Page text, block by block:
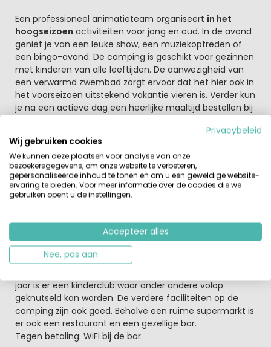
Een professioneel animatieteam organiseert in het
hoogseizoen activiteiten voor jong en oud. In de avond
geniet je van een leuke show, een muziekoptreden of
een bingo-avond. De camping is geschikt voor gezinnen
met kinderen van alle leeftijden. De aanwezigheid van
een verwarmd zwembad zorgt ervoor dat het hier ook in
het voorseizoen uitstekend vakantie vieren is. Verder kun
je na een actieve dag een heerlijke maaltijd bestellen bij
Behalve het zwembad kunnen de zonaanbidders de zee
opzoeken op slechts 800 m. van camping Le Marsouins.
De gasten van deze camping kunnen van half juni tot
half september gebuik maken vankano's, kajakken en
surfplankendie zich bij het strand bevinden.
Lekker actief bezig zijn met vriendjes en vriendinnetjes
Op camping Les Marsouins staat verder van begin juli tot
eind augustus een enthousiast animatieteam klaar. Op
het multisportterrein worden regelmatig sportieve
jaar is er een kinderclub waar onder andere volop
geknutseld kan worden. De verdere faciliteiten op de
camping zijn ook goed. Behalve een ruime supermarkt is
er ook een restaurant en een gezellige bar.
Tegen betaling: WiFi bij de bar.
Privacybeleid
Wij gebruiken cookies
We kunnen deze plaatsen voor analyse van onze
bezoekersgegevens, om onze website te verbeteren,
gepersonaliseerde inhoud te tonen en om u een geweldige website-
ervaring te bieden. Voor meer informatie over de cookies die we
gebruiken opent u de instellingen.
Accepteer alles
Nee, pas aan